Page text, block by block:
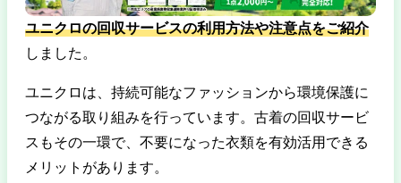
ユニクロの回収サービスの利用方法や注意点をご紹介
しました。
ユニクロは、持続可能なファッションから環境保護に
つながる取り組みを行っています。古着の回収サービ
スもその一環で、不要になった衣類を有効活用できる
メリットがあります。